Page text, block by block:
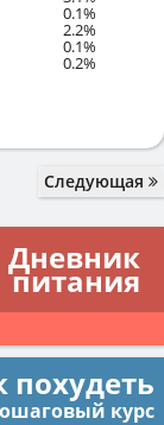
0.1%
2.2%
0.1%
0.2%
Следующая
Дневник
питания
похудеть
курс